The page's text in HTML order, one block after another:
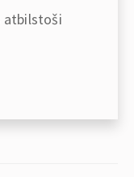
atbilstoši